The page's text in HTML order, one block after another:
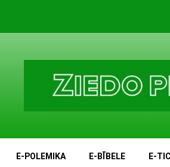
E-POLEMIKA E-BĪBELE E-